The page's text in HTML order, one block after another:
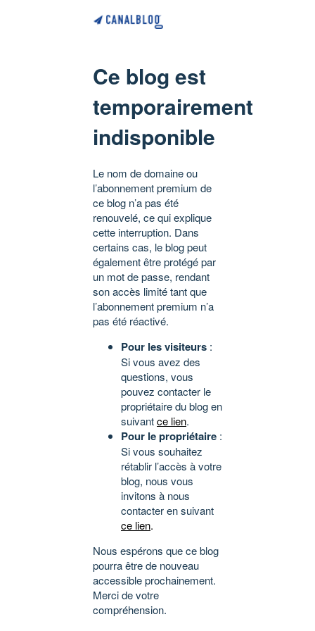
Ce blog est
temporairement
indisponible
Le nom de domaine ou
l’abonnement premium de
ce blog n’a pas été
renouvelé, ce qui explique
cette interruption. Dans
certains cas, le blog peut
également être protégé par
un mot de passe, rendant
son accès limité tant que
l’abonnement premium n’a
pas été réactivé.
Pour les visiteurs :
Si vous avez des
questions, vous
pouvez contacter le
propriétaire du blog en
suivantce lien.
Pour le propriétaire :
Si vous souhaitez
rétablir l’accès à votre
blog, nous vous
invitons à nous
contacter en suivant
ce lien.
Nous espérons que ce blog
pourra être de nouveau
accessible prochainement.
Merci de votre
compréhension.